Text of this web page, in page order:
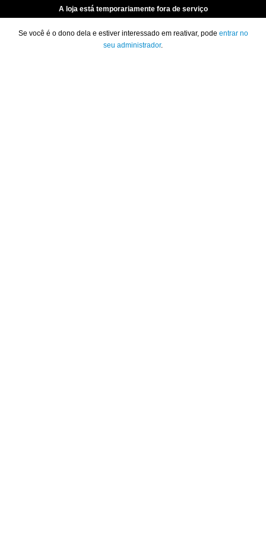
A loja está temporariamente fora de serviço
Se você é o dono dela e estiver interessado em reativar, pode entrar no
seu administrador.